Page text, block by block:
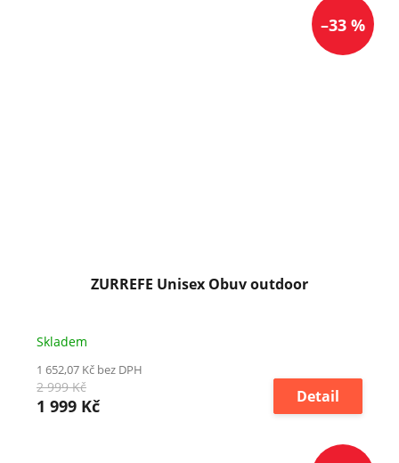
–33 %
ZURREFE Unisex Obuv outdoor
Skladem
1 652,07 Kč bez DPH
2 999 Kč
1 999 Kč Detail